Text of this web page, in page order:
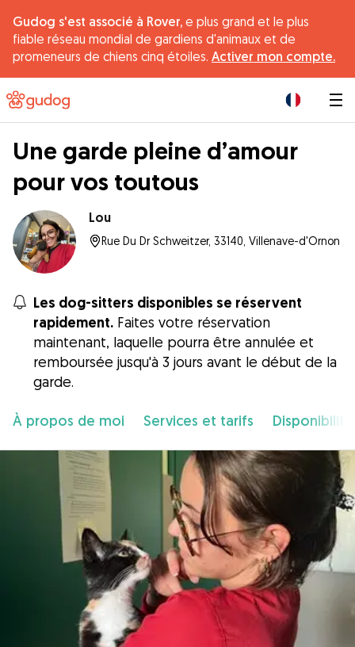
Gudog s'est associé à Rover, e plus grand et le plus
fiable réseau mondial de gardiens d'animaux et de
promeneurs de chiens cinq étoiles. Activer mon compte.
Une garde pleine d’amour
pour vos toutous
Lou
Rue Du Dr Schweitzer, 33140, Villenave-d'Ornon
Les dog-sitters disponibles se réservent
rapidement. Faites votre réservation
maintenant, laquelle pourra être annulée et
remboursée jusqu'à 3 jours avant le début de la
garde.
À propos de moi Services et tarifs Disponibilité